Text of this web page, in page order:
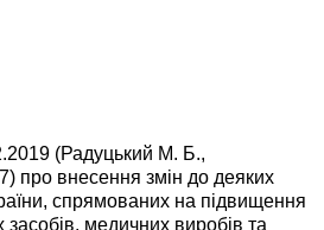
(Радуцький М. Б.,
про внесення змін до деяких
спрямованих на підвищення
засобів, медичних виробів та